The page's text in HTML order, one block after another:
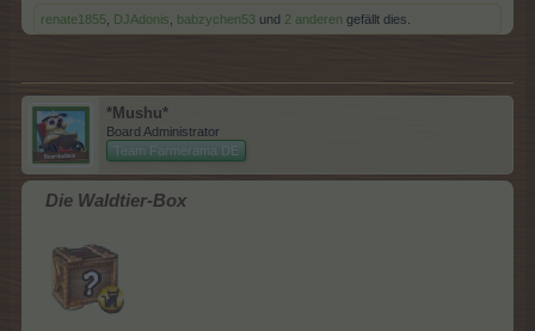
renate1855 DJAdonis babzychen53 und 2 anderen gefällt dies.
*Mushu*
Board Administrator
Team Farmerama DE
Die Waldtier-Box